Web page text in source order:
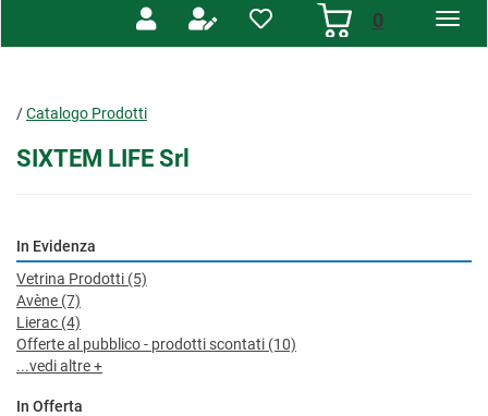
0prodotti
/Catalogo Prodotti
SIXTEM LIFE Srl
In Evidenza
Vetrina Prodotti (5)
Avène (7)
Lierac (4)
Offerte al pubblico - prodotti scontati (10)
...vedi altre +
In Offerta